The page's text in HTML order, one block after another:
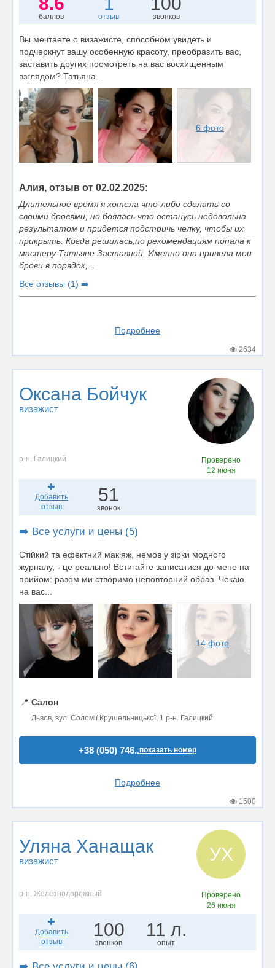
баллов отзыв звонков
Вы мечтаете о визажисте, способном увидеть и
подчеркнут вашу особенную красоту, преобразить вас,
заставить других посмотреть на вас восхищенным
взглядом? Татьяна...
6 фото
Алия, отзыв от 02.02.2025:
Длительное время я хотела что-либо сделать со
своими бровями, но боялась что останусь недовольна
результатом и придется подстричь челку, чтобы их
прикрыть. Когда решилась,по рекомендациям попала к
мастеру Татьяне Заставной. Именно она привела мои
брови в порядок,...
Все отзывы (1) ➡️
Подробнее
2634
Оксана Бойчук
визажист
р-н. Галицкий
Проверено
12 июня
Добавить
отзыв
51
звонок
➡️ Все услуги и цены (5)
Стійкий та ефектний макіяж, немов у зірки модного
журналу, - це реально! Встигайте записатися до мене на
прийом: разом ми створимо неповторний образ. Чекаю
на вас...
14 фото
📍 Салон
Львов, вул. Соломії Крушельницької, 1 р-н. Галицкий
+38 (050) 746..показать номер
Подробнее
1500
Уляна Ханащак
визажист УХ
р-н. Железнодорожный
Проверено
26 июня
Добавить
отзыв
100
звонков
11 л.
опыт